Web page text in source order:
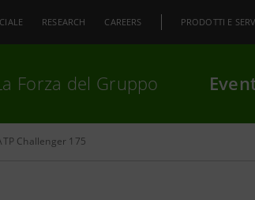
RESEARCH CAREERS PRODOTTI E
Forza del Gruppo
Challenger 175